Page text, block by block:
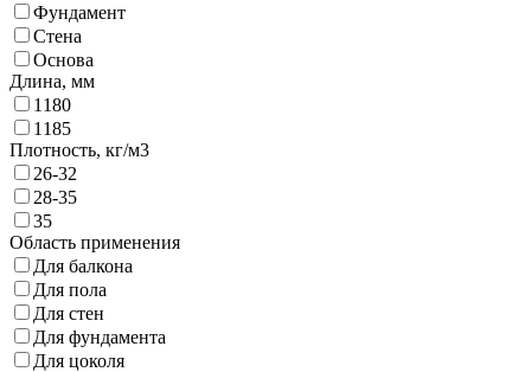
Фундамент
Стена
Основа
Длина, мм
1180
1185
Плотность, кг/м3
26-32
28-35
35
Область применения
Для балкона
Для пола
Для стен
Для фундамента
Для цоколя